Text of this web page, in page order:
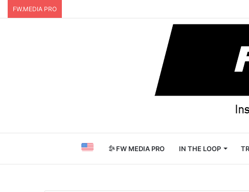
FW.MEDIA PRO
FW MEDIA PRO IN THE LOOP